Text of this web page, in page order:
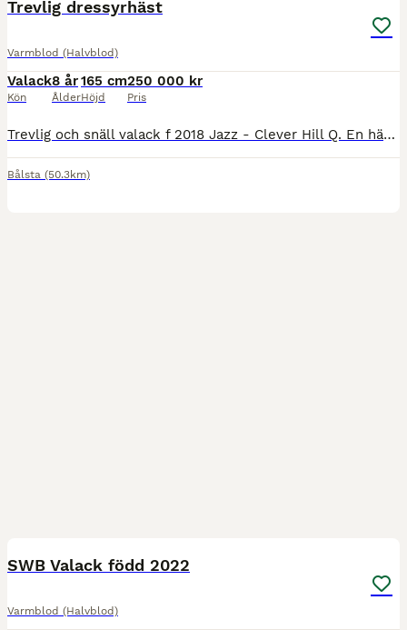
Trevlig dressyrhäst
Varmblod (Halvblod)
Valack
Kön
8 år
Ålder
165 cm
Höjd
250 000 kr
Pris
Trevlig och snäll valack f 2018 Jazz - Clever Hill Q. En häst med tre bra gångarter och som är mer åt det bekväma hållet. Passar ryttaren som vill varva dressyr med uteritter och som uppskattar en häs
Bålsta (50.3km)
SWB Valack född 2022
Varmblod (Halvblod)